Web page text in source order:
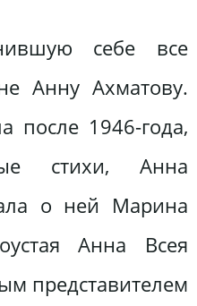
себе все
Анну Ахматову.
после 1946-года,
стихи, Анна
о ней Марина
Анна Всея
представителем